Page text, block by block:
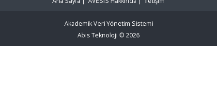
Akademik Veri Yönetim Sistemi
Abis Teknoloji © 2026